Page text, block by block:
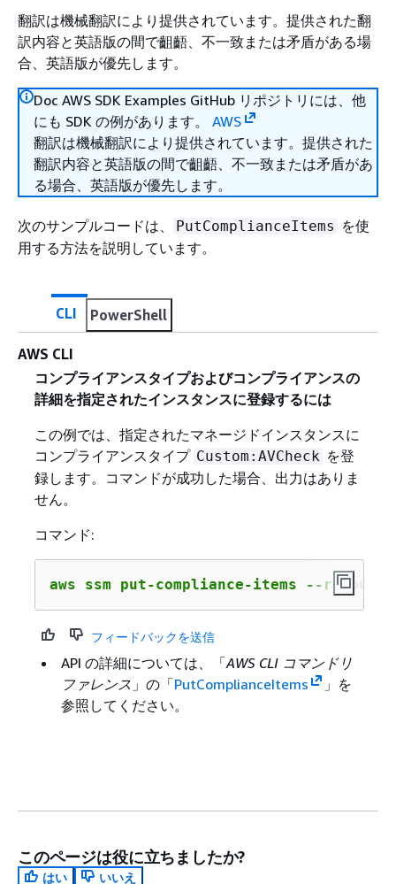
翻訳は機械翻訳により提供されています。提供された翻
訳内容と英語版の間で齟齬、不一致または矛盾がある場
合、英語版が優先します。
Doc AWS SDK Examples GitHub リポジトリには、他
にも SDK の例があります。 AWS
翻訳は機械翻訳により提供されています。提供された
翻訳内容と英語版の間で齟齬、不一致または矛盾があ
る場合、英語版が優先します。
次のサンプルコードは、 PutComplianceItems を使
用する方法を説明しています。
CLI PowerShell
AWS CLI
コンプライアンスタイプおよびコンプライアンスの
詳細を指定されたインスタンスに登録するには
この例では、指定されたマネージドインスタンスに
コンプライアンスタイプ Custom:AVCheck を登
録します。コマンドが成功した場合、出力はありま
せん。
コマンド:
aws ssm put-compliance-items --
フィードバックを送信
API の詳細については、「AWS CLI コマンドリ
ファレンス 」の「PutComplianceItems
」を
参照してください。
このページは役に立ちましたか?
はい
いいえ